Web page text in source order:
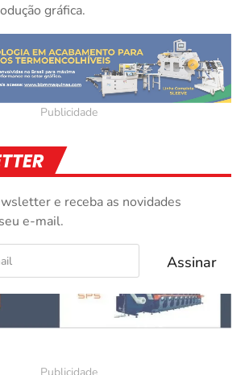
gráfica.
e receba as novidades
e-mail.